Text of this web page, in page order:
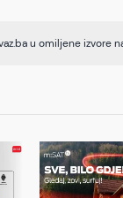
u omiljene izvore